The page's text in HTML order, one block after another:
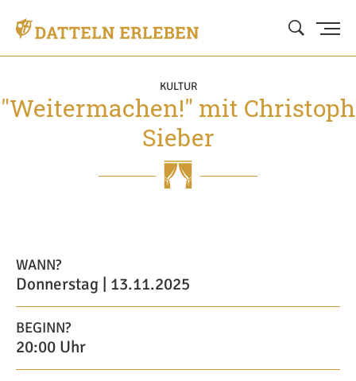
KULTUR
"Weitermachen!" mit Christoph
Sieber
WANN?
Donnerstag | 13.11.2025
BEGINN?
20:00 Uhr